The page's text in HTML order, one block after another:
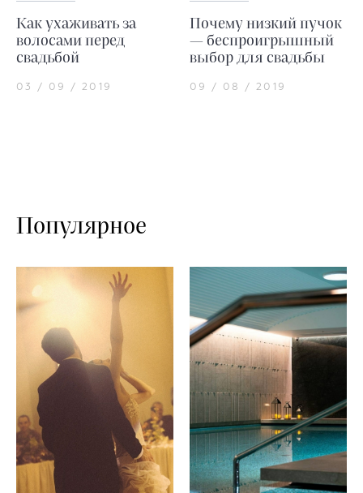
Как ухаживать за
волосами перед
свадьбой
03 / 09 / 2019
Почему низкий пучок
— беспроигрышный
выбор для свадьбы
09 / 08 / 2019
Популярное